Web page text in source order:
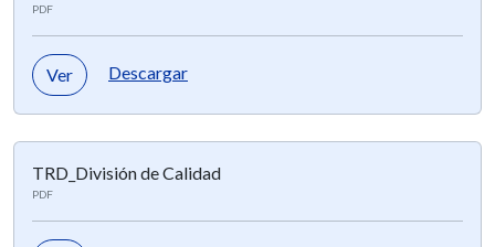
PDF
Ver Descargar
TRD_División de Calidad
PDF